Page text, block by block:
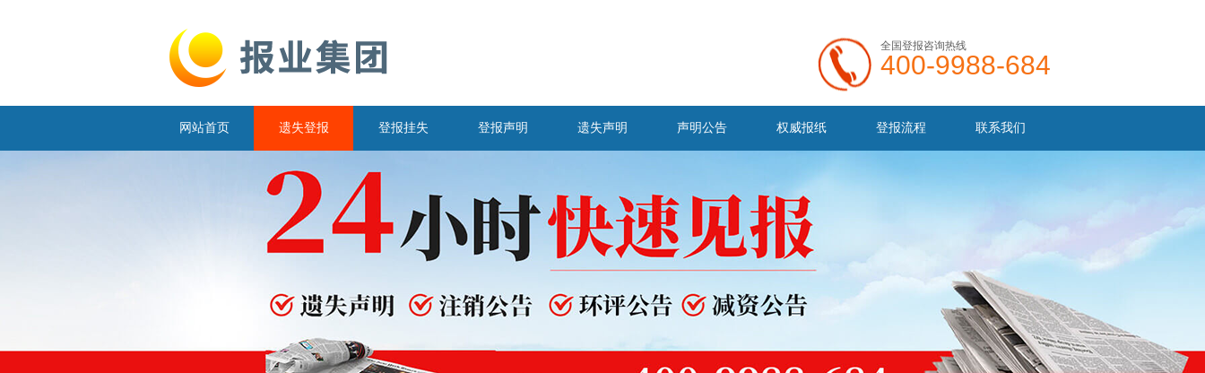
全国登报咨询热线
400-9988-684
网站首页 遗失登报 登报挂失 登报声明 遗失声明 声明公告 权威报纸 登报流程 联系我们